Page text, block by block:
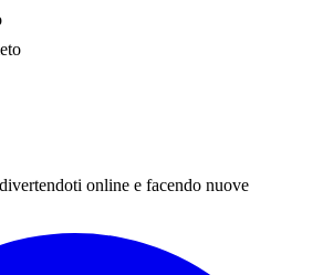
online e facendo nuove